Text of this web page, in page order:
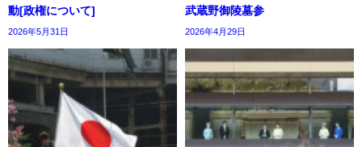
動[政権について]
2026年5月31日
武蔵野御陵墓参
2026年4月29日